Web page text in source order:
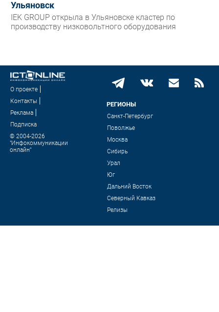
Ульяновск
IEK GROUP открыла в Ульяновске кластер по
производству низковольтного оборудования
О проекте
Контакты
Реклама
Подписка
© 2004-2026
"Инфокоммуникации
онлайн"
РЕГИОНЫ
Санкт-Петербург
Поволжье
Москва
Сибирь
Урал
Юг
Дальний Восток
Северный Кавказ
Релизы